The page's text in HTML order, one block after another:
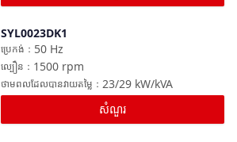
SYL0023DK1
50 Hz
ប្រេកង់ ：
1500 rpm
ល្បឿន ：
23/29 kW/kVA
ថាមពលដែលបានវាយតម្លៃ ：
សំណួរ